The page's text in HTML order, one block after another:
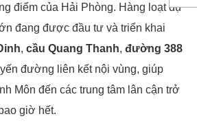
điểm của Hải Phòng. Hàng loạt dự
đang được đầu tư và triển khai
, cầu Quang Thanh, đường 388
đường liên kết nội vùng, giúp
Môn đến các trung tâm lân cận trở
giờ hết.